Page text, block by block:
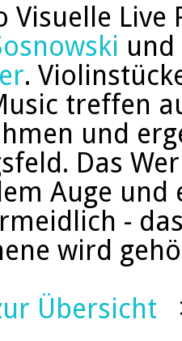
Visuelle
.
treffen
und
Das
Auge und
-
wird
Übersicht